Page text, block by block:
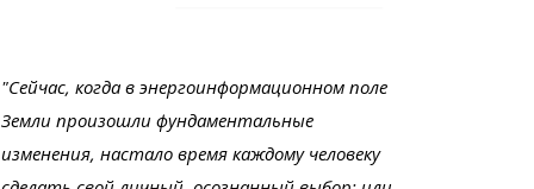
"Сейчас, когда в энергоинформационном поле
Земли произошли фундаментальные
изменения, настало время каждому человеку